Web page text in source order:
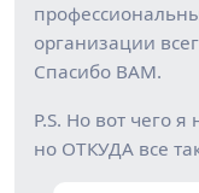
организации
Спасибо ВАМ.
P.S. Но вот чего
но ОТКУДА все